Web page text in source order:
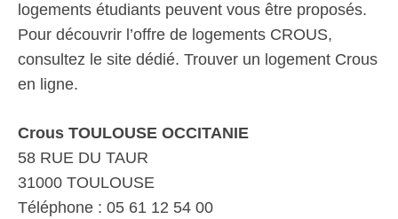
logements étudiants peuvent vous être proposés.
Pour découvrir l’offre de logements CROUS,
consultez le site dédié. Trouver un logement Crous
en ligne.
Crous TOULOUSE OCCITANIE
58 RUE DU TAUR
31000 TOULOUSE
Téléphone : 05 61 12 54 00